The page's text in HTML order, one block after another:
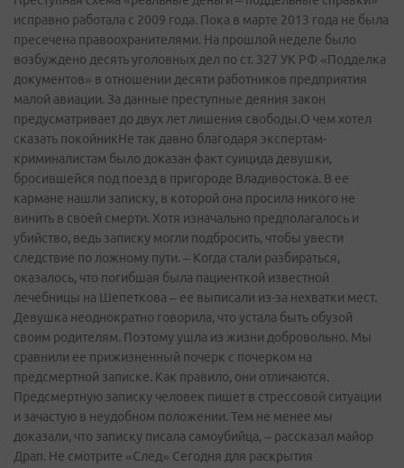
исправно работала с 2009 года. Пока в марте 2013 года не была
пресечена правоохранителями. На прошлой неделе было
возбуждено десять уголовных дел по ст. 327 УК РФ «Подделка
документов» в отношении десяти работников предприятия
малой авиации. За данные преступные деяния закон
предусматривает до двух лет лишения свободы.О чем хотел
сказать покойникНе так давно благодаря экспертам-
криминалистам было доказан факт суицида девушки,
бросившейся под поезд в пригороде Владивостока. В ее
кармане нашли записку, в которой она просила никого не
винить в своей смерти. Хотя изначально предполагалось и
убийство, ведь записку могли подбросить, чтобы увести
следствие по ложному пути. – Когда стали разбираться,
оказалось, что погибшая была пациенткой известной
лечебницы на Шепеткова – ее выписали из-за нехватки мест.
Девушка неоднократно говорила, что устала быть обузой
своим родителям. Поэтому ушла из жизни добровольно. Мы
сравнили ее прижизненный почерк с почерком на
предсмертной записке. Как правило, они отличаются.
Предсмертную записку человек пишет в стрессовой ситуации
и зачастую в неудобном положении. Тем не менее мы
доказали, что записку писала самоубийца, – рассказал майор
Драп. Не смотрите «След» Сегодня для раскрытия